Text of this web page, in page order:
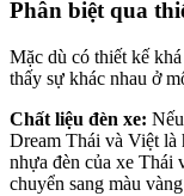
Phân biệt qua
Mặc dù có thiết kế
thấy sự khác nhau ở
Chất liệu đèn xe:
Dream Thái và Việt là
nhựa đèn của xe Thái
chuyển sang màu